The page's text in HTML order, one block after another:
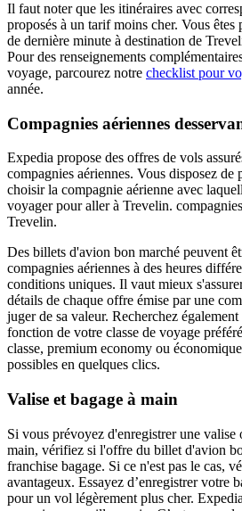
Il faut noter que les itinéraires avec
proposés à un tarif moins cher. Vous
de dernière minute à destination de
Pour des renseignements
voyage, parcourez notre checklist pour
année.
Compagnies aériennes
Expedia propose des offres de vols
compagnies aériennes. Vous disposez de
choisir la compagnie aérienne avec
voyager pour aller à Trevelin.
Trevelin.
Des billets d'avion bon marché peuvent
compagnies aériennes à des heures
conditions uniques. Il vaut mieux
détails de chaque offre émise par une
juger de sa valeur. Recherchez
fonction de votre classe de voyage
classe, premium economy ou
possibles en quelques clics.
Valise et bagage à main
Si vous prévoyez d'enregistrer une valise
main, vérifiez si l'offre du billet d'avion
franchise bagage. Si ce n'est pas le cas,
avantageux. Essayez d’enregistrer votre
pour un vol légèrement plus cher.